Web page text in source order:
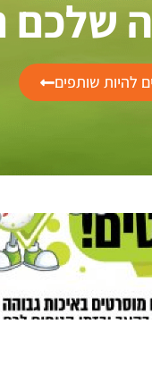
שלכם
להיות שותפים